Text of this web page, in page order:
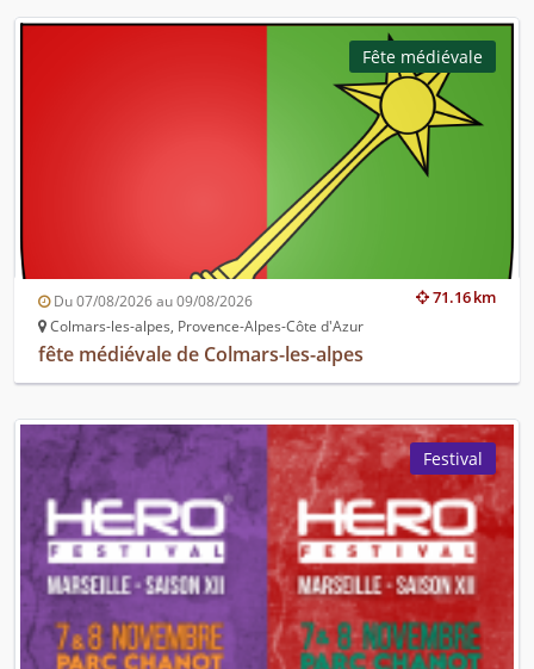
Fête médiévale
71.16 km
Du 07/08/2026 au 09/08/2026
Colmars-les-alpes, Provence-Alpes-Côte d'Azur
fête médiévale de Colmars-les-alpes
Festival